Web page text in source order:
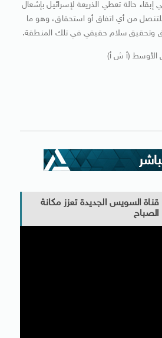
إبقاء حالة تعطي الذريعة لإسرائيل بإشعال
من أي اتفاق أو استحقاق، وهو ما
وتحقيق سلام حقيقي في تلك المنطقة.
الأوسط (أ ش أ)
السويس الجديدة تعزز مكانة